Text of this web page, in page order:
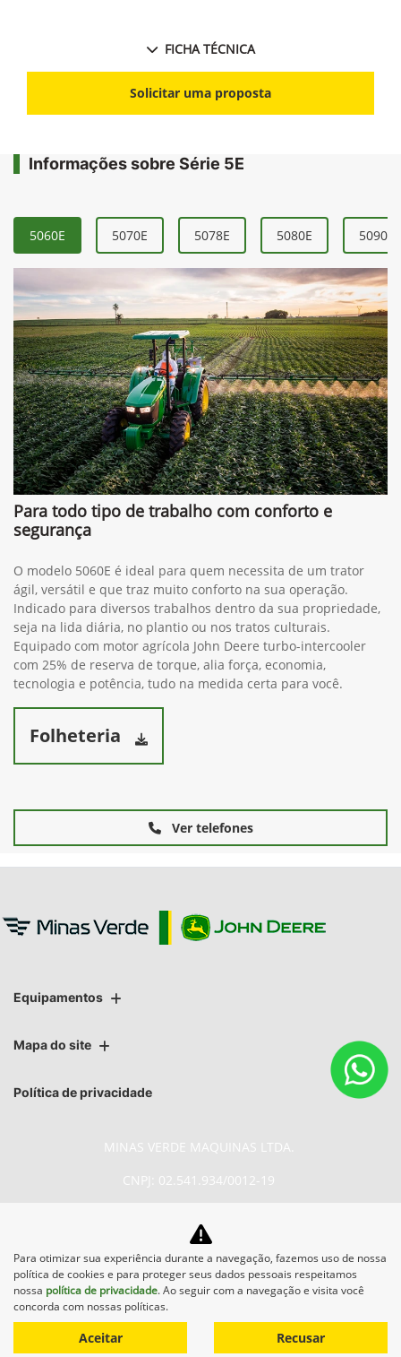
FICHA TÉCNICA
Solicitar uma proposta
Informações sobre Série 5E
5060E 5070E 5078E 5080E 5090E
Para todo tipo de trabalho com conforto e
segurança
O modelo 5060E é ideal para quem necessita de um trator
ágil, versátil e que traz muito conforto na sua operação.
Indicado para diversos trabalhos dentro da sua propriedade,
seja na lida diária, no plantio ou nos tratos culturais.
Equipado com motor agrícola John Deere turbo-intercooler
com 25% de reserva de torque, alia força, economia,
tecnologia e potência, tudo na medida certa para você.
Folheteria
Ver telefones
Equipamentos
Mapa do site
Política de privacidade
MINAS VERDE MAQUINAS LTDA.
CNPJ: 02.541.934/0012-19
No trânsito, enxergar o outro
salva vidas.
Desenvolvido pela DEALERSPACE ® Direitos Reservados.
Para otimizar sua experiência durante a navegação, fazemos uso de nossa
política de cookies e para proteger seus dados pessoais respeitamos
nossa política de privacidade. Ao seguir com a navegação e visita você
concorda com nossas políticas.
Aceitar Recusar